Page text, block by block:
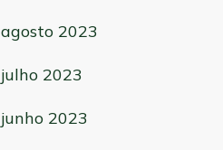
agosto 2023
julho 2023
junho 2023